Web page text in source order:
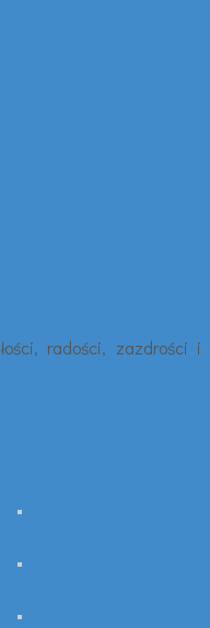
radości, zazdrości i